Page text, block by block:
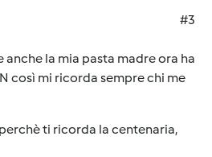
#3
la mia pasta madre ora ha
così mi ricorda sempre chi me
ti ricorda la centenaria,